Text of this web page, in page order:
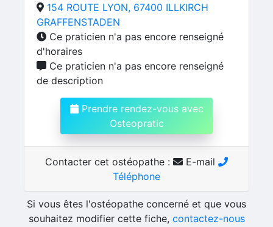
154 ROUTE LYON, 67400 ILLKIRCH
GRAFFENSTADEN
Ce praticien n'a pas encore renseigné
d'horaires
Ce praticien n'a pas encore renseigné
de description
Prendre rendez-vous avec
Osteopratic
Contacter cet ostéopathe :
E-mail
Téléphone
Si vous êtes l'ostéopathe concerné et que vous
souhaitez modifier cette fiche, contactez-nous